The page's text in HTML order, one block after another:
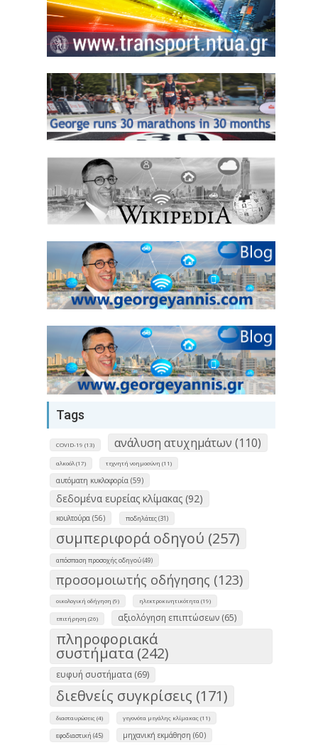
Tags
COVID-19 (13) ανάλυση ατυχημάτων (110)
αλκοόλ (17) τεχνητή νοημοσύνη (11)
αυτόματη κυκλοφορία (59)
δεδομένα ευρείας κλίμακας (92)
κουλτούρα (56) ποδηλάτες (31)
συμπεριφορά οδηγού (257)
απόσπαση προσοχής οδηγού (49)
προσομοιωτής οδήγησης (123)
οικολογική οδήγηση (9) ηλεκτροκινητικότητα (19)
επιτήρηση (26) αξιολόγηση επιπτώσεων (65)
πληροφοριακά
συστήματα (242)
ευφυή συστήματα (69)
διεθνείς συγκρίσεις (171)
διασταυρώσεις (4) γεγονότα μεγάλης κλίμακας (11)
εφοδιαστική (45) μηχανική εκμάθηση (60)